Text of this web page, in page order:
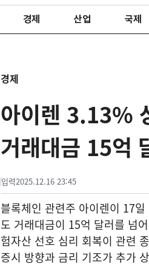
경제 산업 국제
경제
아이렌 3.13%
거래대금 15억
입력2025.12.16 23:45
블록체인 관련주 아이렌이 17
도 거래대금이 15억 달러를 넘
험자산 선호 심리 회복이 관련
증시 방향과 금리 기조가 추가